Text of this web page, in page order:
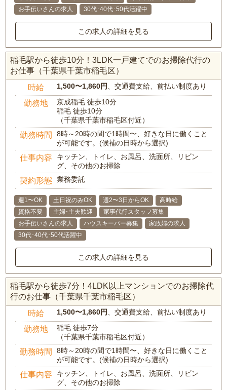
お手伝いさんの求人
30代･40代･50代活躍中
この求人の詳細を見る
稲毛駅から徒歩10分！3LDK一戸建てでのお掃除代行の
お仕事（千葉県千葉市稲毛区）
時給 1,500〜1,860円、交通費支給、前払い制度あり
勤務地
京成稲毛 徒歩10分
稲毛 徒歩10分
（千葉県千葉市稲毛区付近）
勤務時間
8時～20時の間で1時間〜、好きな日に働くこと
が可能です。(候補の日時から選択)
仕事内容
キッチン、トイレ、お風呂、洗面所、リビン
グ、その他のお掃除
契約形態 業務委託
週1〜OK 土日祝のみOK 週2〜3日からOK
高時給
資格不要
主婦･主夫歓迎
家事代行スタッフ募集
お手伝いさんの求人
ハウスキーパー募集
家政婦の求人
30代･40代･50代活躍中
この求人の詳細を見る
稲毛駅から徒歩7分！4LDK以上マンションでのお掃除代
行のお仕事（千葉県千葉市稲毛区）
時給 1,500〜1,860円、交通費支給、前払い制度あり
勤務地
稲毛 徒歩7分
（千葉県千葉市稲毛区付近）
勤務時間
8時～20時の間で1時間〜、好きな日に働くこと
が可能です。(候補の日時から選択)
仕事内容
キッチン、トイレ、お風呂、洗面所、リビン
グ、その他のお掃除